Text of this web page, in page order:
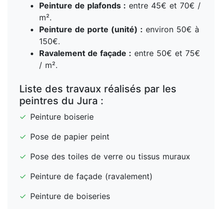
Peinture de plafonds : entre 45€ et 70€ /
m².
Peinture de porte (unité) : environ 50€ à
150€.
Ravalement de façade : entre 50€ et 75€
/ m².
Liste des travaux réalisés par les
peintres du Jura :
✓ Peinture boiserie
✓ Pose de papier peint
✓ Pose des toiles de verre ou tissus muraux
✓ Peinture de façade (ravalement)
✓ Peinture de boiseries